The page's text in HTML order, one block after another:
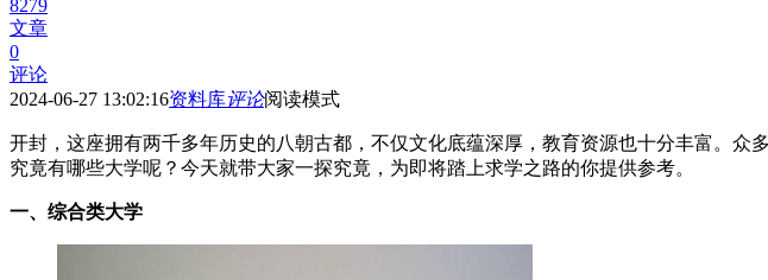
8279
文章
0
评论
2024-06-27 13:02:16资料库评论阅读模式
开封，这座拥有两千多年历史的八朝古都，不仅文化底蕴深厚，教育资源也十分丰富。
究竟有哪些大学呢？今天就带大家一探究竟，为即将踏上求学之路的你提供参考。
一、综合类大学